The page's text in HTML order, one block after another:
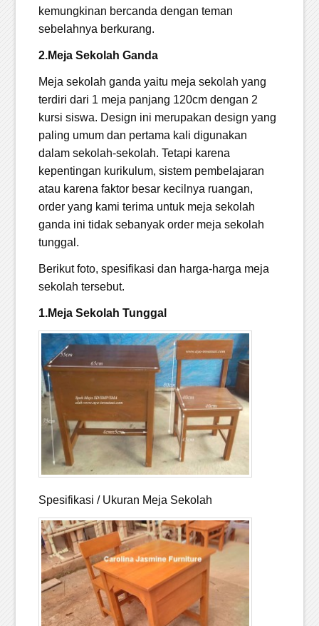
kemungkinan bercanda dengan teman
sebelahnya berkurang.
2.Meja Sekolah Ganda
Meja sekolah ganda yaitu meja sekolah yang
terdiri dari 1 meja panjang 120cm dengan 2
kursi siswa. Design ini merupakan design yang
paling umum dan pertama kali digunakan
dalam sekolah-sekolah. Tetapi karena
kepentingan kurikulum, sistem pembelajaran
atau karena faktor besar kecilnya ruangan,
order yang kami terima untuk meja sekolah
ganda ini tidak sebanyak order meja sekolah
tunggal.
Berikut foto, spesifikasi dan harga-harga meja
sekolah tersebut.
1.Meja Sekolah Tunggal
Spesifikasi / Ukuran Meja Sekolah